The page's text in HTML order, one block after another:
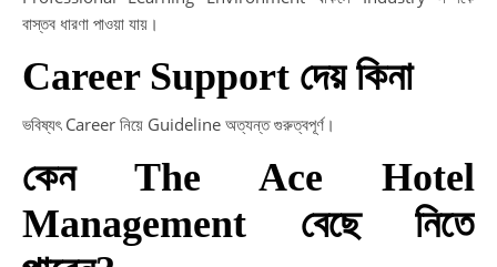
বাস্তব ধারণা পাওয়া যায়।
Career Support দেয় কিনা
ভবিষ্যৎ Career নিয়ে Guideline অত্যন্ত গুরুত্বপূর্ণ।
কেন The Ace Hotel
Management বেছে নিতে